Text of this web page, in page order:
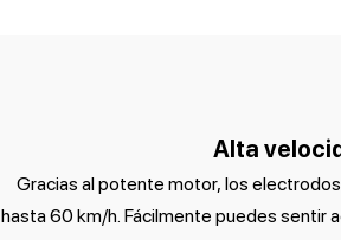
Alta
Gracias al potente motor, los
hasta 60 km/h. Fácilmente puedes sentir